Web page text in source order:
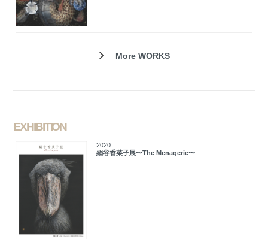
More WORKS
EXHIBITION
2020
絹谷香菜子展〜The Menagerie〜